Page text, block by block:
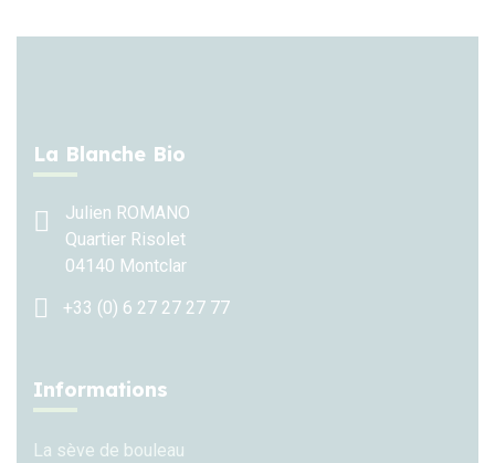
La Blanche Bio
Julien ROMANO
Quartier Risolet
04140 Montclar
+33 (0) 6 27 27 27 77
Informations
La sève de bouleau